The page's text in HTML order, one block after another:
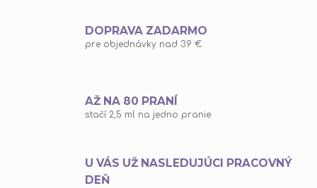
DOPRAVA ZADARMO
pre objednávky nad 39 €
AŽ NA 80 PRANÍ
stačí 2,5 ml na jedno pranie
U VÁS UŽ NASLEDUJÚCI PRACOVNÝ
DEŇ